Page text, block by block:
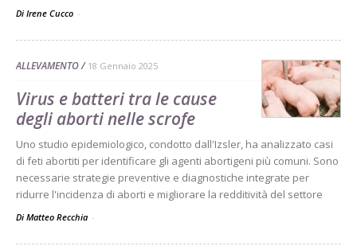
Di Irene Cucco -
ALLEVAMENTO 18 Gennaio 2025
Virus e batteri tra le cause
degli aborti nelle scrofe
Uno studio epidemiologico, condotto dall'Izsler, ha analizzato casi
di feti abortiti per identificare gli agenti abortigeni più comuni. Sono
necessarie strategie preventive e diagnostiche integrate per
ridurre l'incidenza di aborti e migliorare la redditività del settore
Di Matteo Recchia -